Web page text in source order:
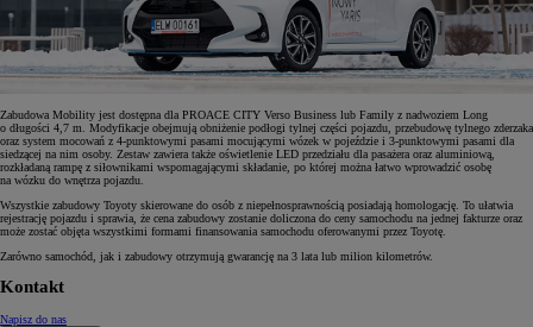
Zabudowa Mobility jest dostępna dla PROACE CITY Verso Business lub Family z nadwoziem Long
o długości 4,7 m. Modyfikacje obejmują obniżenie podłogi tylnej części pojazdu, przebudowę tylnego zderzaka
oraz system mocowań z 4-punktowymi pasami mocującymi wózek w pojeździe i 3-punktowymi pasami dla
siedzącej na nim osoby. Zestaw zawiera także oświetlenie LED przedziału dla pasażera oraz aluminiową,
rozkładaną rampę z siłownikami wspomagającymi składanie, po której można łatwo wprowadzić osobę
na wózku do wnętrza pojazdu.
Wszystkie zabudowy Toyoty skierowane do osób z niepełnosprawnością posiadają homologację. To ułatwia
rejestrację pojazdu i sprawia, że cena zabudowy zostanie doliczona do ceny samochodu na jednej fakturze oraz
może zostać objęta wszystkimi formami finansowania samochodu oferowanymi przez Toyotę.
Zarówno samochód, jak i zabudowy otrzymują gwarancję na 3 lata lub milion kilometrów.
Kontakt
Napisz do nas